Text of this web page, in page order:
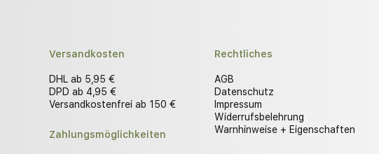
Versandkosten
DHL ab 5,95 €
DPD ab 4,95 €
Versandkostenfrei ab 150 €
Zahlungsmöglichkeiten
Rechtliches
AGB
Datenschutz
Impressum
Widerrufsbelehrung
Warnhinweise + Eigenschaften